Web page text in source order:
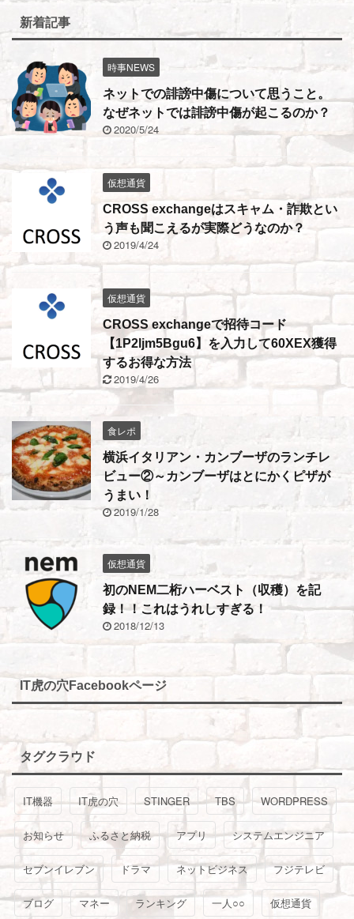
新着記事
時事NEWS
ネットでの誹謗中傷について思うこと。
なぜネットでは誹謗中傷が起こるのか？
2020/5/24
仮想通貨
CROSS exchangeはスキャム・詐欺とい
う声も聞こえるが実際どうなのか？
2019/4/24
仮想通貨
CROSS exchangeで招待コード
【1P2ljm5Bgu6】を入力して60XEX獲得
するお得な方法
2019/4/26
食レポ
横浜イタリアン・カンブーザのランチレ
ビュー②～カンブーザはとにかくピザが
うまい！
2019/1/28
仮想通貨
初のNEM二桁ハーベスト（収穫）を記
録！！これはうれしすぎる！
2018/12/13
IT虎の穴Facebookページ
タグクラウド
IT機器 IT虎の穴 STINGER TBS WORDPRESS
お知らせ ふるさと納税 アプリ システムエンジニア
セブンイレブン ドラマ ネットビジネス フジテレビ
ブログ マネー ランキング 一人○○ 仮想通貨